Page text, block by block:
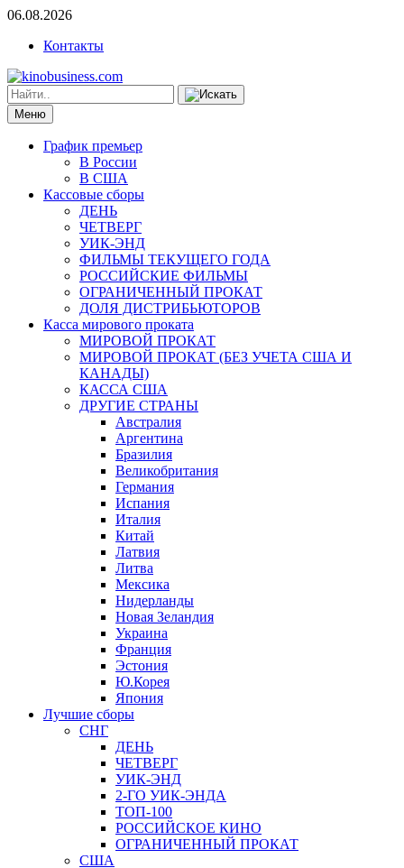
06.08.2026
Контакты
Меню
График премьер
В России
В США
Кассовые сборы
ДЕНЬ
ЧЕТВЕРГ
УИК-ЭНД
ФИЛЬМЫ ТЕКУЩЕГО ГОДА
РОССИЙСКИЕ ФИЛЬМЫ
ОГРАНИЧЕННЫЙ ПРОКАТ
ДОЛЯ ДИСТРИБЬЮТОРОВ
Касса мирового проката
МИРОВОЙ ПРОКАТ
МИРОВОЙ ПРОКАТ (БЕЗ УЧЕТА США И
КАНАДЫ)
КАССА США
ДРУГИЕ СТРАНЫ
Австралия
Аргентина
Бразилия
Великобритания
Германия
Испания
Италия
Китай
Латвия
Литва
Мексика
Нидерланды
Новая Зеландия
Украина
Франция
Эстония
Ю.Корея
Япония
Лучшие сборы
СНГ
ДЕНЬ
ЧЕТВЕРГ
УИК-ЭНД
2-ГО УИК-ЭНДА
ТОП-100
РОССИЙСКОЕ КИНО
ОГРАНИЧЕННЫЙ ПРОКАТ
США